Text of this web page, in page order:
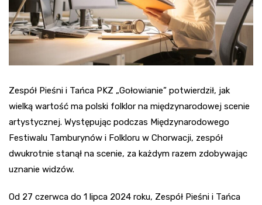
Zespół Pieśni i Tańca PKZ „Gołowianie” potwierdził, jak
wielką wartość ma polski folklor na międzynarodowej scenie
artystycznej. Występując podczas Międzynarodowego
Festiwalu Tamburynów i Folkloru w Chorwacji, zespół
dwukrotnie stanął na scenie, za każdym razem zdobywając
uznanie widzów.
Od 27 czerwca do 1 lipca 2024 roku, Zespół Pieśni i Tańca